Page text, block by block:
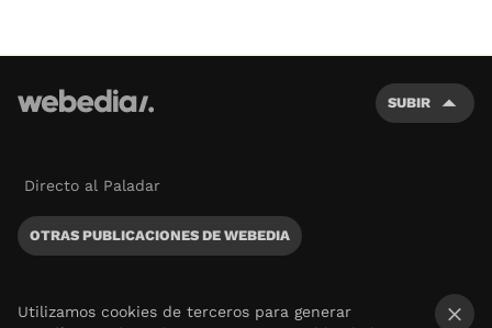
SUBIR
Directo al Paladar
OTRAS PUBLICACIONES DE WEBEDIA
Utilizamos cookies de terceros para generar